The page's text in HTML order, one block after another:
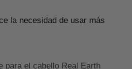
la necesidad de usar más